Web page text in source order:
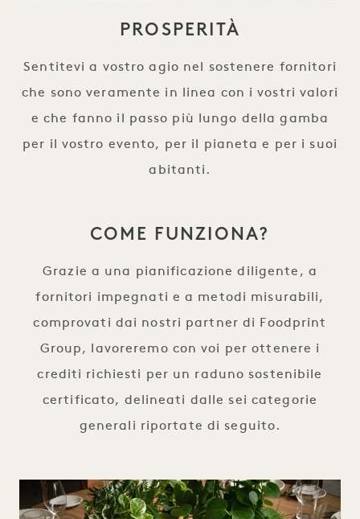
PROSPERITÀ
Sentitevi a vostro agio nel sostenere fornitori
che sono veramente in linea con i vostri valori
e che fanno il passo più lungo della gamba
per il vostro evento, per il pianeta e per i suoi
abitanti.
COME FUNZIONA?
Grazie a una pianificazione diligente, a
fornitori impegnati e a metodi misurabili,
comprovati dai nostri partner di Foodprint
Group, lavoreremo con voi per ottenere i
crediti richiesti per un raduno sostenibile
certificato, delineati dalle sei categorie
generali riportate di seguito.